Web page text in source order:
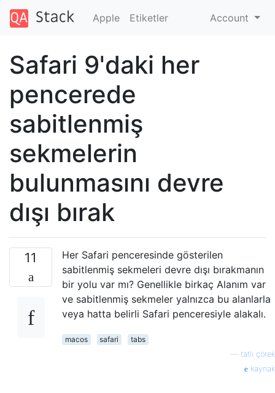
Apple Etiketler Account
Safari 9'daki her
pencerede
sabitlenmiş
sekmelerin
bulunmasını devre
dışı bırak
11
Her Safari penceresinde gösterilen
sabitlenmiş sekmeleri devre dışı bırakmanın
bir yolu var mı? Genellikle birkaç Alanım var
ve sabitlenmiş sekmeler yalnızca bu alanlarla
veya hatta belirli Safari penceresiyle alakalı.
macos safari
tabs
tatlı çörek
kaynak